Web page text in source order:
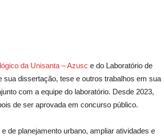
da Unisanta – Azusc e do Laboratório de
sua dissertação, tese e outros trabalhos em sua
com a equipe do laboratório. Desde 2023,
de ser aprovada em concurso público.
de planejamento urbano, ampliar atividades e